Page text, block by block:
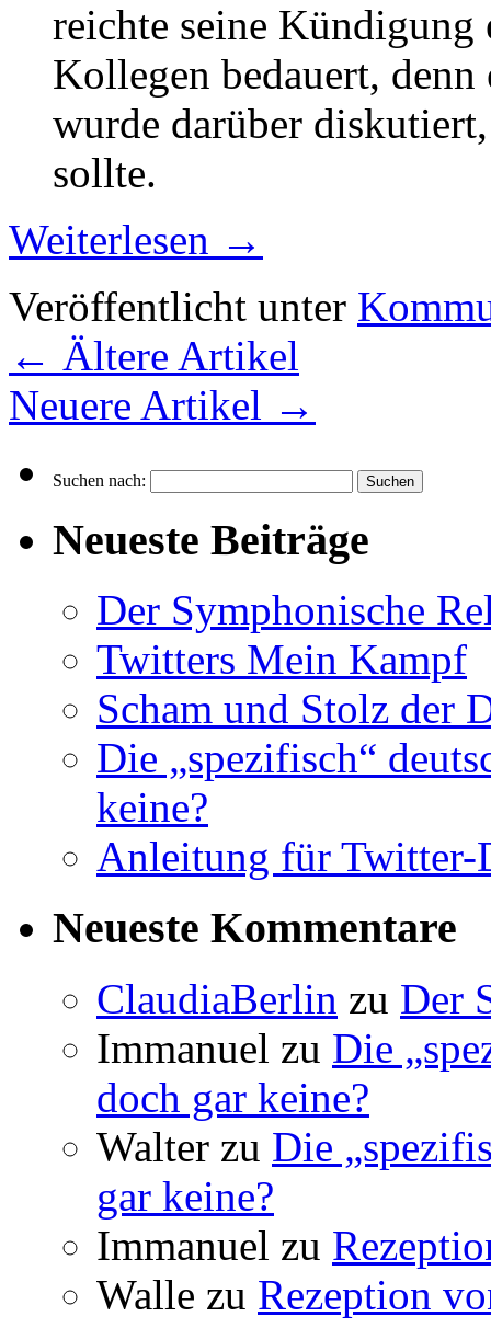
reichte seine
Kollegen bedauert,
wurde darüber
sollte.
Weiterlesen →
Veröffentlicht unter
← Ältere Artikel
Neuere Artikel →
Suchen nach:
Neueste Beiträge
Der Symphonische
Twitters Mein Kampf
Scham und Stolz der
Die „spezifisch“
keine?
Anleitung für Twitter-
Neueste Kommentare
ClaudiaBerlin zu Der
Immanuel zu Die
doch gar keine?
Walter zu Die
gar keine?
Immanuel zu
Walle zu Rezeption